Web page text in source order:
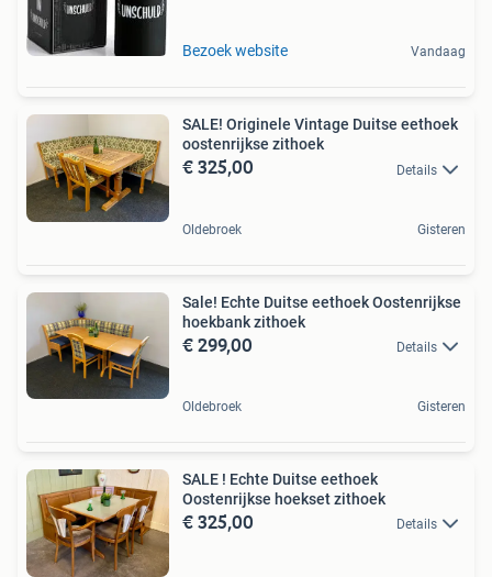
Bezoek website Vandaag
SALE! Originele Vintage Duitse eethoek
oostenrijkse zithoek
€ 325,00 Details
Oldebroek Gisteren
Sale! Echte Duitse eethoek Oostenrijkse
hoekbank zithoek
€ 299,00 Details
Oldebroek Gisteren
SALE ! Echte Duitse eethoek
Oostenrijkse hoekset zithoek
€ 325,00 Details